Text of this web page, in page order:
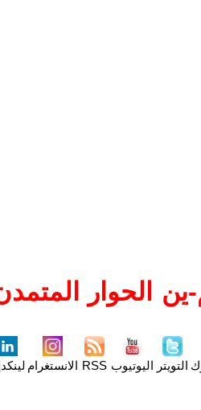
الحوار
التويتر اليوتيوب RSS الانستغرام